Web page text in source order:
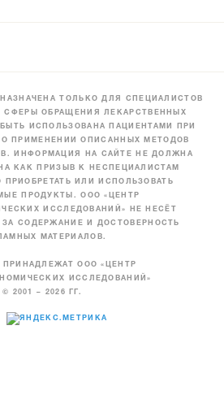
ТОЛЬКО ДЛЯ СПЕЦИАЛИСТОВ
СФЕРЫ ОБРАЩЕНИЯ ЛЕКАРСТВЕННЫХ
ИСПОЛЬЗОВАНА ПАЦИЕНТАМИ ПРИ
ПРИМЕНЕНИИ ОПИСАННЫХ МЕТОДОВ
ИНФОРМАЦИЯ НА САЙТЕ НЕ ДОЛЖНА
КАК ПРИЗЫВ К НЕСПЕЦИАЛИСТАМ
ИЛИ ИСПОЛЬЗОВАТЬ
ПРОДУКТЫ. ООО «ЦЕНТР
ИССЛЕДОВАНИЙ» НЕ НЕСЁТ
ЗА СОДЕРЖАНИЕ И ДОСТОВЕРНОСТЬ
МАТЕРИАЛОВ.
ПРИНАДЛЕЖАТ ООО «ЦЕНТР
ИССЛЕДОВАНИЙ»
© 2001 – 2026 ГГ.